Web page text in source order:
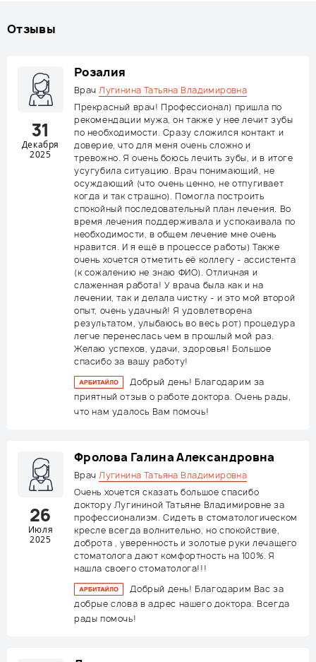
Отзывы
31
Декабря
2025
Розалия
ВрачЛугинина Татьяна Владимировна
Прекрасный врач! Профессионал) пришла по
рекомендации мужа, он также у нее лечит зубы
по необходимости. Сразу сложился контакт и
доверие, что для меня очень сложно и
тревожно. Я очень боюсь лечить зубы, и в итоге
усугубила ситуацию. Врач понимающий, не
осуждающий (что очень ценно, не отпугивает
когда и так страшно). Помогла построить
спокойный последовательный план лечения. Во
время лечения поддерживала и успокаивала по
необходимости, в общем лечение мне очень
нравится. И я ещё в процессе работы) Также
очень хочется отметить её коллегу - ассистента
(к сожалению не знаю ФИО). Отличная и
слаженная работа! У врача была как и на
лечении, так и делала чистку - и это мой второй
опыт, очень удачный! Я удовлетворена
результатом, улыбаюсь во весь рот) процедура
легче перенеслась чем в прошлый мой раз.
Желаю успехов, удачи, здоровья! Большое
спасибо за вашу работу!
Добрый день! Благодарим за
приятный отзыв о работе доктора. Очень рады,
что нам удалось Вам помочь!
26
Июля
2025
Фролова Галина Александровна
ВрачЛугинина Татьяна Владимировна
Очень хочется сказать большое спасибо
доктору Лугининой Татьяне Владимировне за
профессионализм. Сидеть в стоматологическом
кресле всегда волнительно, но спокойствие,
доброта , уверенность и золотые руки лечащего
стоматолога дают комфортность на 100%. Я
нашла своего стоматолога!!!
Добрый день! Благодарим Вас за
добрые слова в адрес нашего доктора. Всегда
рады помочь!